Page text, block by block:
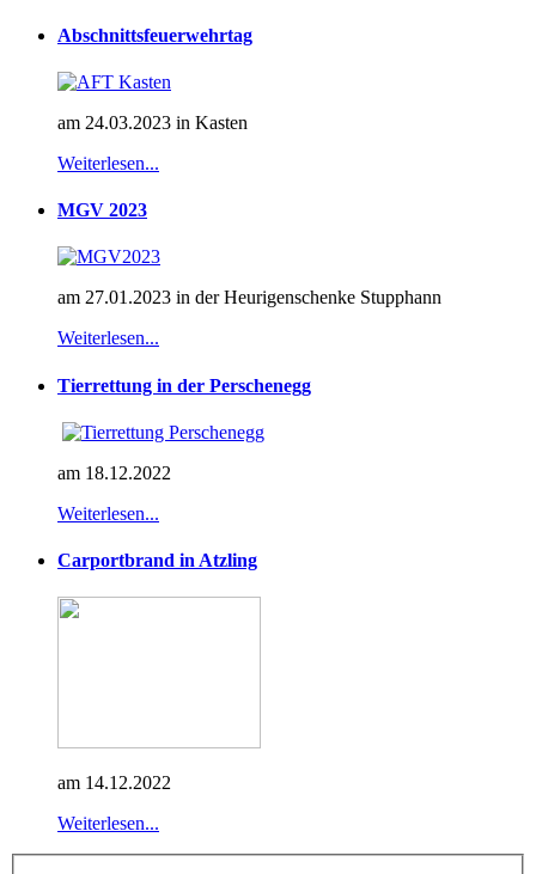
Abschnittsfeuerwehrtag
am 24.03.2023 in Kasten
Weiterlesen...
MGV 2023
am 27.01.2023 in der Heurigenschenke Stupphann
Weiterlesen...
Tierrettung in der Perschenegg
am 18.12.2022
Weiterlesen...
Carportbrand in Atzling
am 14.12.2022
Weiterlesen...